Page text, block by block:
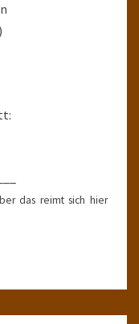
das reimt sich hier